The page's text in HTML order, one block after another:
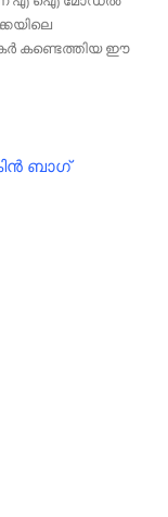
കണ്ടെത്തിയ ഈ